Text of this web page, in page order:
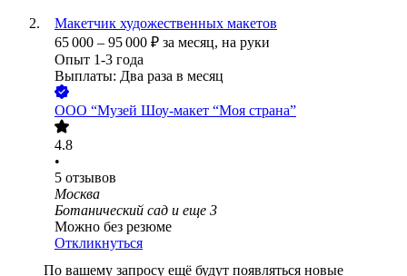
Макетчик художественных макетов
65 000 – 95 000 ₽ за месяц, на руки
Опыт 1-3 года
Выплаты: Два раза в месяц
ООО “Музей Шоу-макет “Моя страна”
4.8
•
5 отзывов
Москва
Ботанический сад и еще 3
Можно без резюме
Откликнуться
По вашему запросу ещё будут появляться новые